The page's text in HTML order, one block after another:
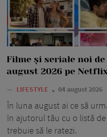
Filme și seriale noi
august 2026 pe
— LIFESTYLE 04 august 2026
În luna august ai ce să
în ajutorul tău cu o listă
trebuie să le ratezi.